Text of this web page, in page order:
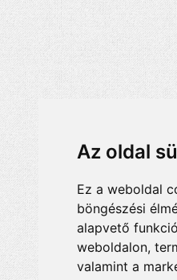
Az oldal
Ez a weboldal
böngészési
alapvető
weboldalon,
valamint a